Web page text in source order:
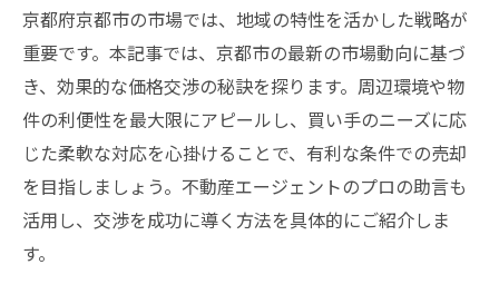
京都府京都市の市場では、地域の特性を活かした戦略が
重要です。本記事では、京都市の最新の市場動向に基づ
き、効果的な価格交渉の秘訣を探ります。周辺環境や物
件の利便性を最大限にアピールし、買い手のニーズに応
じた柔軟な対応を心掛けることで、有利な条件での売却
を目指しましょう。不動産エージェントのプロの助言も
活用し、交渉を成功に導く方法を具体的にご紹介しま
す。